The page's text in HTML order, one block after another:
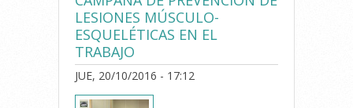
LESIONES MÚSCULO-
ESQUELÉTICAS EN EL
TRABAJO
JUE, 20/10/2016 - 17:12